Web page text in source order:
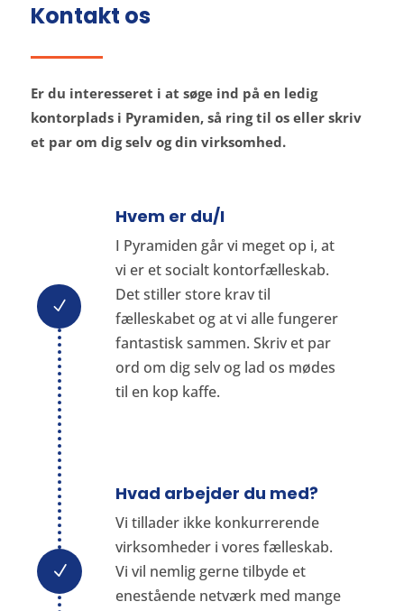
Kontakt os
Er du interesseret i at søge ind på en ledig
kontorplads i Pyramiden, så ring til os eller skriv
et par om dig selv og din virksomhed.
N
Hvem er du/I
I Pyramiden går vi meget op i, at
vi er et socialt kontorfælleskab.
Det stiller store krav til
fælleskabet og at vi alle fungerer
fantastisk sammen. Skriv et par
ord om dig selv og lad os mødes
til en kop kaffe.
N
Hvad arbejder du med?
Vi tillader ikke konkurrerende
virksomheder i vores fælleskab.
Vi vil nemlig gerne tilbyde et
enestående netværk med mange